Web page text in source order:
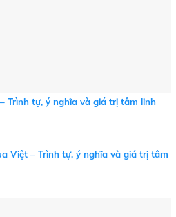
Trình tự, ý nghĩa và giá trị tâm linh
Việt – Trình tự, ý nghĩa và giá trị tâm